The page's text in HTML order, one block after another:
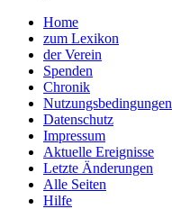
Home
zum Lexikon
der Verein
Spenden
Chronik
Nutzungsbedingungen
Datenschutz
Impressum
Aktuelle Ereignisse
Letzte Änderungen
Alle Seiten
Hilfe